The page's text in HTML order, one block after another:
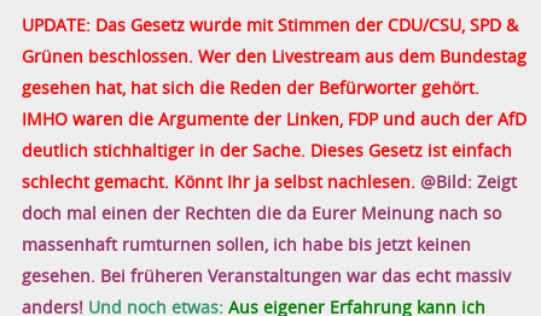
UPDATE: Das Gesetz wurde mit Stimmen der CDU/CSU, SPD &
Grünen beschlossen. Wer den Livestream aus dem Bundestag
gesehen hat, hat sich die Reden der Befürworter gehört.
IMHO waren die Argumente der Linken, FDP und auch der AfD
deutlich stichhaltiger in der Sache. Dieses Gesetz ist einfach
schlecht gemacht. Könnt Ihr ja selbst nachlesen.@Bild: Zeigt
doch mal einen der Rechten die da Eurer Meinung nach so
massenhaft rumturnen sollen, ich habe bis jetzt keinen
gesehen. Bei früheren Veranstaltungen war das echt massiv
anders! Und noch etwas: Aus eigener Erfahrung kann ich